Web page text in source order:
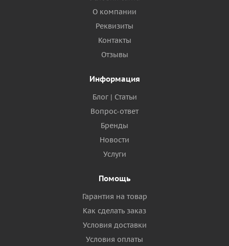
О компании
Реквизиты
Контакты
Отзывы
Информация
Блог | Статьи
Вопрос-ответ
Бренды
Новости
Услуги
Помощь
Гарантия на товар
Как сделать заказ
Условия доставки
Условия оплаты